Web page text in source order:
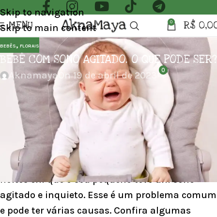
Skip to navigation
Skip to main content
MENU 0 R$
BEBÊS, FLORAIS
BEBÊ COM SONO AGITADO. O QUE PODE SER?
AknamayaOn 19 de abril de 2023 0
BEBÊ COM SONO AGITADO. O QUE PODE SER?
O sono dos bebês é fundamental para o seu
desenvolvimento saudável e para o bem-estar
da família como um todo. Se você é pai ou mãe
de um bebê, provavelmente já passou por
noites em que o seu pequeno teve um sono
agitado e inquieto. Esse é um problema comum
e pode ter várias causas. Confira algumas